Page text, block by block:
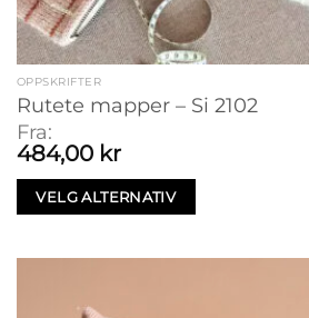
OPPSKRIFTER
Rutete mapper – Si 2102
Fra:
484,00 kr
VELG ALTERNATIV